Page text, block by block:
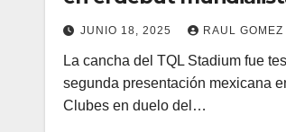
JUNIO 18, 2025 RAUL GOMEZ
La cancha del TQL Stadium fue
segunda presentación mexicana
Clubes en duelo del…